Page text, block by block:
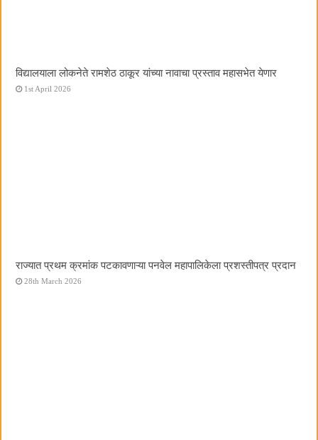
विद्यालयाला लोकनेते रामशेठ ठाकूर यांच्या नावाचा प्रस्ताव महासभेत येणार
1st April 2026
राज्यात प्रथम क्रमांक पटकावणाऱ्या पनवेल महापालिकेला प्रशस्तीपत्र प्रदान
28th March 2026